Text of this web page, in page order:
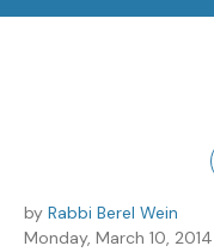
by Rabbi Berel Wein
Monday, March 10, 2014